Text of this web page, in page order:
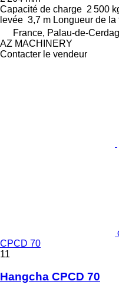
Capacité de charge 2 500
levée 3,7 m Longueur de la
France, Palau-de-
AZ MACHINERY
Contacter le vendeur
CPCD 70
11
Hangcha CPCD 70